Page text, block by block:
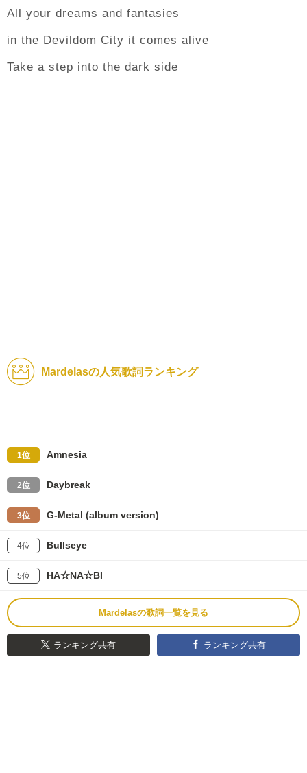
All your dreams and fantasies
in the Devildom City it comes alive
Take a step into the dark side
Mardelasの人気歌詞ランキング
1位 Amnesia
2位 Daybreak
3位 G-Metal (album version)
4位 Bullseye
5位 HA☆NA☆BI
Mardelasの歌詞一覧を見る
ランキング共有 ランキング共有